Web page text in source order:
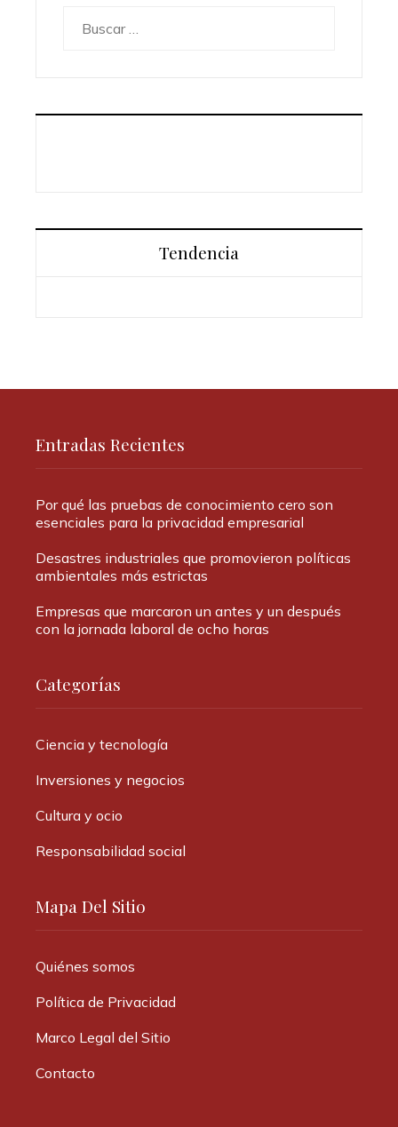
Tendencia
Entradas Recientes
Por qué las pruebas de conocimiento cero son
esenciales para la privacidad empresarial
Desastres industriales que promovieron políticas
ambientales más estrictas
Empresas que marcaron un antes y un después
con la jornada laboral de ocho horas
Categorías
Ciencia y tecnología
Inversiones y negocios
Cultura y ocio
Responsabilidad social
Mapa Del Sitio
Quiénes somos
Política de Privacidad
Marco Legal del Sitio
Contacto